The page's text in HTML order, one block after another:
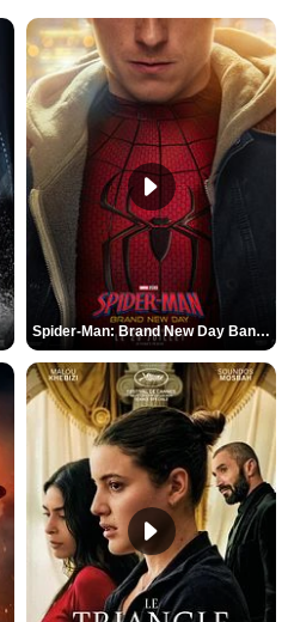
Spider-Man: Brand New Day Bande-annonce VO STFR